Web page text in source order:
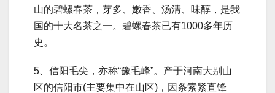
山的碧螺春茶，芽多、嫩香、汤清、味醇，是我
国的十大名茶之一。碧螺春茶已有1000多年历
史。
5、信阳毛尖，亦称“豫毛峰”。产于河南大别山
区的信阳市(主要集中在山区)，因条索紧直锋